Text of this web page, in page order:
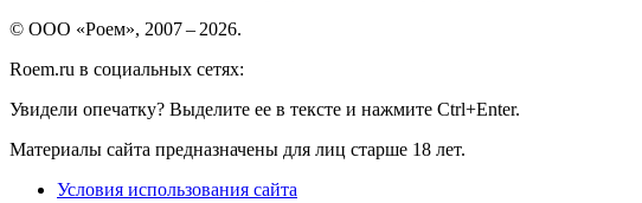
© ООО «Роем», 2007 – 2026.
Roem.ru в социальных сетях:
Увидели опечатку? Выделите ее в тексте и нажмите Ctrl+Enter.
Материалы сайта предназначены для лиц старше 18 лет.
Условия использования сайта